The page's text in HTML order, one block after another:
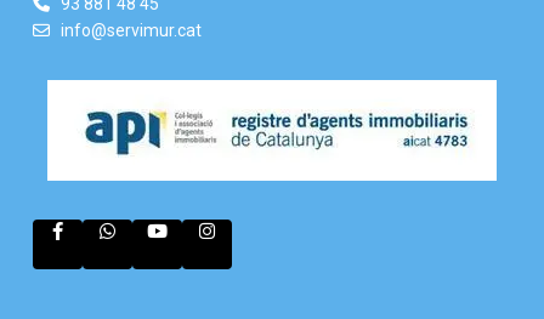
info@servimur.cat